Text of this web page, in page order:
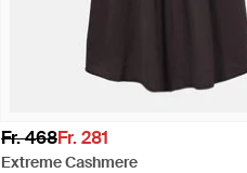
Fr. 468Fr. 281
Extreme Cashmere